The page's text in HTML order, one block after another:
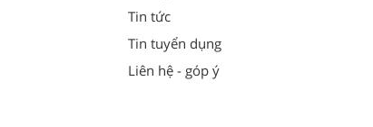
Tin tức
Tin tuyển dụng
Liên hệ - góp ý